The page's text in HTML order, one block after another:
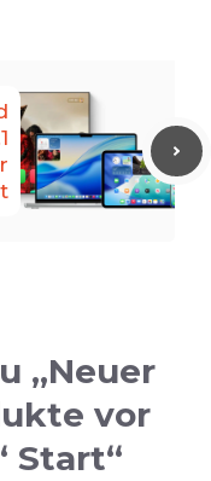
„Neuer
vor
Start“